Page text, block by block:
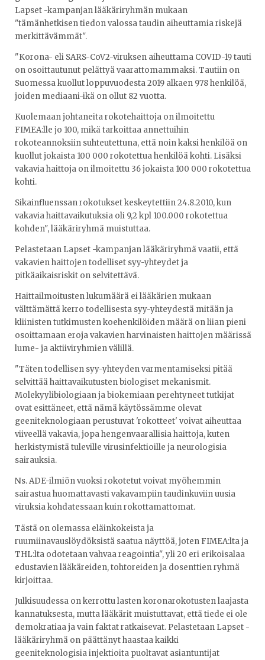
Lapset -kampanjan lääkäriryhmän mukaan
"tämänhetkisen tiedon valossa taudin aiheuttamia riskejä
merkittävämmät".
"Korona- eli SARS-CoV2-viruksen aiheuttama COVID-19 tauti
on osoittautunut pelättyä vaarattomammaksi. Tautiin on
Suomessa kuollut loppuvuodesta 2019 alkaen 978 henkilöä,
joiden mediaani-ikä on ollut 82 vuotta.
Kuolemaan johtaneita rokotehaittoja on ilmoitettu
FIMEA:lle jo 100, mikä tarkoittaa annettuihin
rokoteannoksiin suhteutettuna, että noin kaksi henkilöä on
kuollut jokaista 100 000 rokotettua henkilöä kohti. Lisäksi
vakavia haittoja on ilmoitettu 36 jokaista 100 000 rokotettua
kohti.
Sikainfluenssan rokotukset keskeytettiin 24.8.2010, kun
vakavia haittavaikutuksia oli 9,2 kpl 100.000 rokotettua
kohden", lääkäriryhmä muistuttaa.
Pelastetaan Lapset -kampanjan lääkäriryhmä vaatii, että
vakavien haittojen todelliset syy-yhteydet ja
pitkäaikaisriskit on selvitettävä.
Haittailmoitusten lukumäärä ei lääkärien mukaan
välttämättä kerro todellisesta syy-yhteydestä mitään ja
kliinisten tutkimusten koehenkilöiden määrä on liian pieni
osoittamaan eroja vakavien harvinaisten haittojen määrissä
lume- ja aktiiviryhmien välillä.
"Täten todellisen syy-yhteyden varmentamiseksi pitää
selvittää haittavaikutusten biologiset mekanismit.
Molekyylibiologiaan ja biokemiaan perehtyneet tutkijat
ovat esittäneet, että nämä käytössämme olevat
geeniteknologiaan perustuvat 'rokotteet' voivat aiheuttaa
viiveellä vakavia, jopa hengenvaarallisia haittoja, kuten
herkistymistä tuleville virusinfektioille ja neurologisia
sairauksia.
Ns. ADE-ilmiön vuoksi rokotetut voivat myöhemmin
sairastua huomattavasti vakavampiin taudinkuviin uusia
viruksia kohdatessaan kuin rokottamattomat.
Tästä on olemassa eläinkokeista ja
ruumiinavauslöydöksistä saatua näyttöä, joten FIMEA:lta ja
THL:lta odotetaan vahvaa reagointia", yli 20 eri erikoisalaa
edustavien lääkäreiden, tohtoreiden ja dosenttien ryhmä
kirjoittaa.
Julkisuudessa on kerrottu lasten koronarokotusten laajasta
kannatuksesta, mutta lääkärit muistuttavat, että tiede ei ole
demokratiaa ja vain faktat ratkaisevat. Pelastetaan Lapset -
lääkäriryhmä on päättänyt haastaa kaikki
geeniteknologisia injektioita puoltavat asiantuntijat